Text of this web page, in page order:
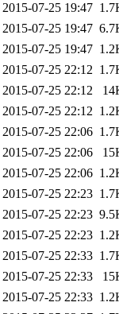
2015-07-25 19:47
2015-07-25 19:47
2015-07-25 19:47
2015-07-25 22:12
2015-07-25 22:12
2015-07-25 22:12
2015-07-25 22:06
2015-07-25 22:06
2015-07-25 22:06
2015-07-25 22:23
2015-07-25 22:23
2015-07-25 22:23
2015-07-25 22:33
2015-07-25 22:33
2015-07-25 22:33